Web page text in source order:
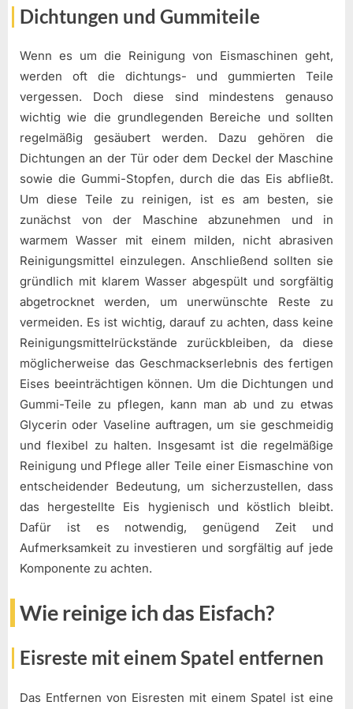
Dichtungen und Gummiteile
Wenn es um die Reinigung von Eismaschinen geht,
werden oft die dichtungs- und gummierten Teile
vergessen. Doch diese sind mindestens genauso
wichtig wie die grundlegenden Bereiche und sollten
regelmäßig gesäubert werden. Dazu gehören die
Dichtungen an der Tür oder dem Deckel der Maschine
sowie die Gummi-Stopfen, durch die das Eis abfließt.
Um diese Teile zu reinigen, ist es am besten, sie
zunächst von der Maschine abzunehmen und in
warmem Wasser mit einem milden, nicht abrasiven
Reinigungsmittel einzulegen. Anschließend sollten sie
gründlich mit klarem Wasser abgespült und sorgfältig
abgetrocknet werden, um unerwünschte Reste zu
vermeiden. Es ist wichtig, darauf zu achten, dass keine
Reinigungsmittelrückstände zurückbleiben, da diese
möglicherweise das Geschmackserlebnis des fertigen
Eises beeinträchtigen können. Um die Dichtungen und
Gummi-Teile zu pflegen, kann man ab und zu etwas
Glycerin oder Vaseline auftragen, um sie geschmeidig
und flexibel zu halten. Insgesamt ist die regelmäßige
Reinigung und Pflege aller Teile einer Eismaschine von
entscheidender Bedeutung, um sicherzustellen, dass
das hergestellte Eis hygienisch und köstlich bleibt.
Dafür ist es notwendig, genügend Zeit und
Aufmerksamkeit zu investieren und sorgfältig auf jede
Komponente zu achten.
Wie reinige ich das Eisfach?
Eisreste mit einem Spatel entfernen
Das Entfernen von Eisresten mit einem Spatel ist eine